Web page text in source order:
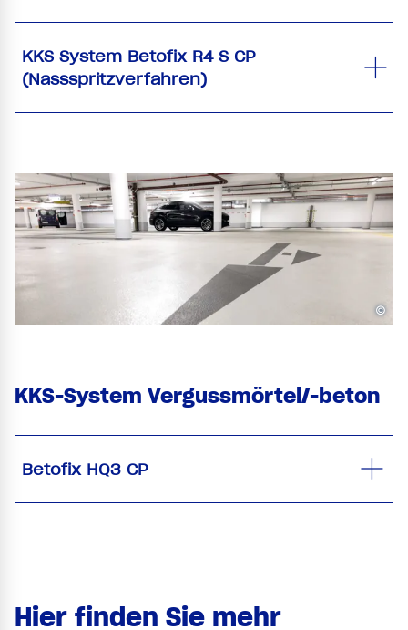
KKS System Betofix R4 S CP
(Nassspritzverfahren)
©
KKS-System Vergussmörtel/-beton
Betofix HQ3 CP
Hier finden Sie mehr